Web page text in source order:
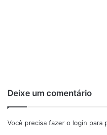
Deixe um comentário
Você precisa fazer o login para